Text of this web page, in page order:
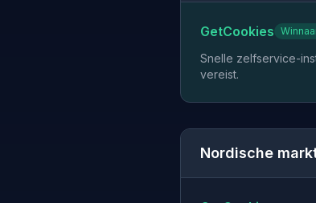
GetCookies
Snelle zelfservice-
vereist.
Nordische